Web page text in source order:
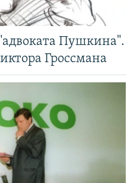
Пушкина".
Гроссмана